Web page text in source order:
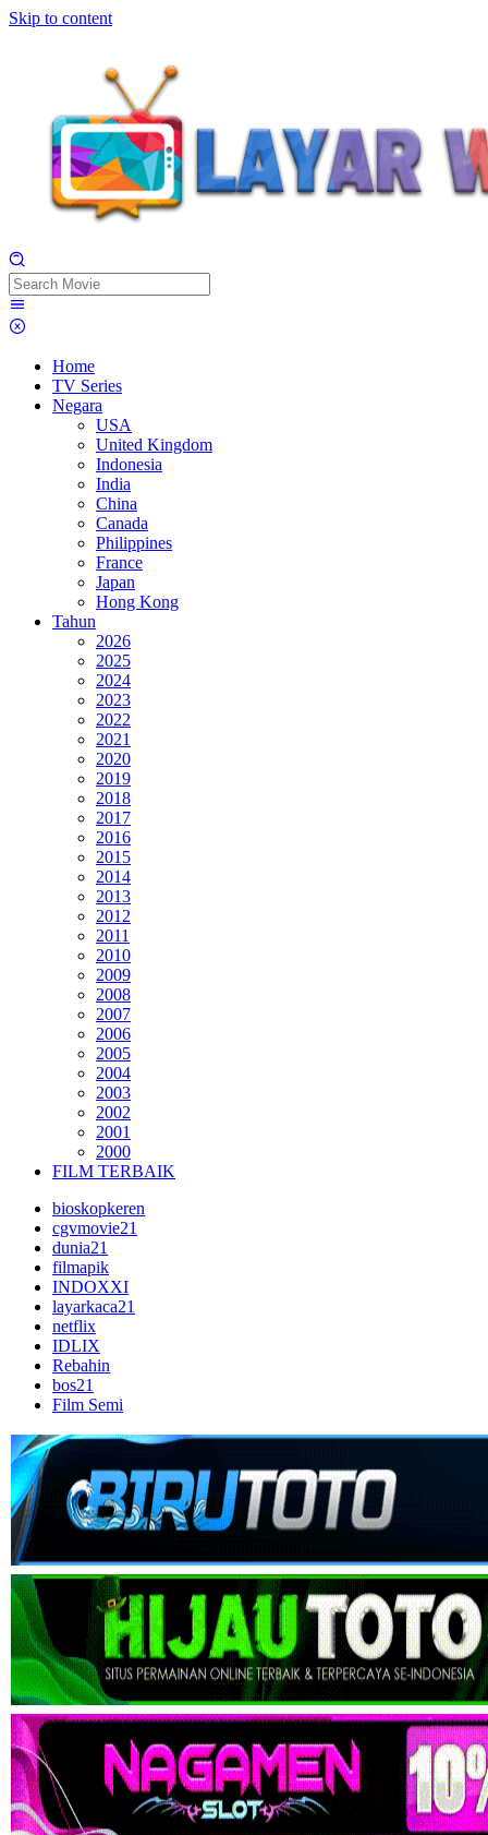
Skip to content
Home
TV Series
Negara
USA
United Kingdom
Indonesia
India
China
Canada
Philippines
France
Japan
Hong Kong
Tahun
2026
2025
2024
2023
2022
2021
2020
2019
2018
2017
2016
2015
2014
2013
2012
2011
2010
2009
2008
2007
2006
2005
2004
2003
2002
2001
2000
FILM TERBAIK
bioskopkeren
cgvmovie21
dunia21
filmapik
INDOXXI
layarkaca21
netflix
IDLIX
Rebahin
bos21
Film Semi